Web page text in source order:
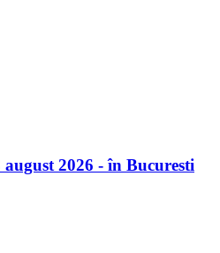
2026 - în Bucuresti